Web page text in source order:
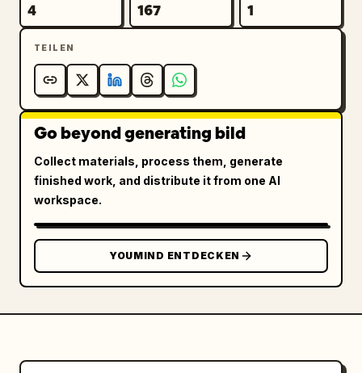
4 167 1
TEILEN
Go beyond generating bild
Collect materials, process them, generate
finished work, and distribute it from one AI
workspace.
YOUMIND ENTDECKEN